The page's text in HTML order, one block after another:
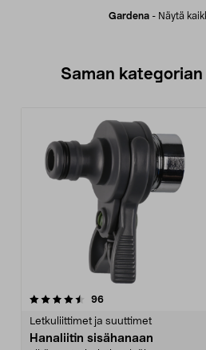
Gardena - Näytä
Saman
96arvostelut
Letkuliittimet ja suuttimet
Hanaliitin sisähanaan
5.0 viidestä